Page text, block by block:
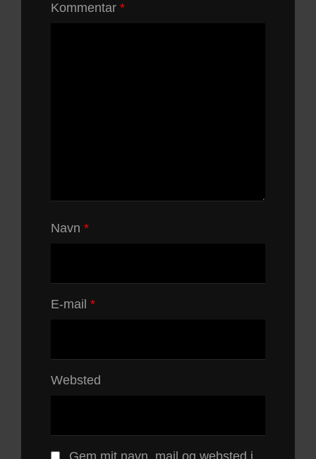
Kommentar *
Navn *
E-mail *
Websted